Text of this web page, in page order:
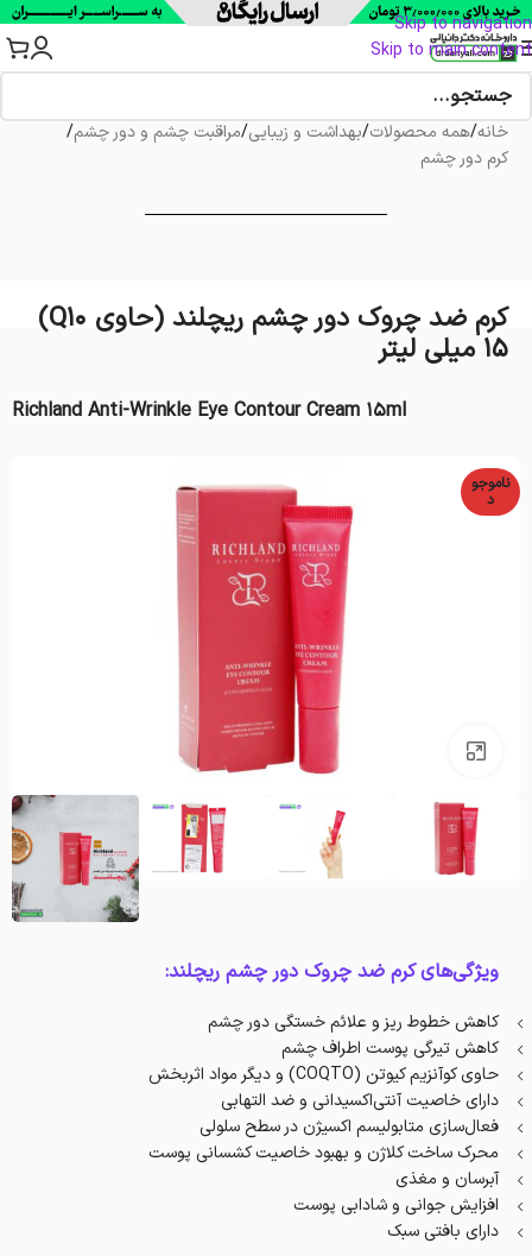
Skip to navigation
Skip to main content
خانه/همه محصولات/بهداشت و زیبایی/مراقبت چشم و دور چشم/
کرم دور چشم
کرم ضد چروک دور چشم ریچلند (حاوی Q10)
15 میلی لیتر
Richland Anti-Wrinkle Eye Contour Cream 15ml
ناموجو
د
ویژگی‌های کرم ضد چروک دور چشم ریچلند:
کاهش خطوط ریز و علائم خستگی دور چشم
کاهش تیرگی پوست اطراف چشم
حاوی کو‌آنزیم کیوتن (COQTO‏) و دیگر مواد اثر‌بخش
دارای خاصیت آنتی‌اکسیدانی و ضد التهابی
فعال‌سازی متابولیسم اکسیژن در سطح سلولی
محرک ساخت کلاژن و بهبود خاصیت کشسانی پوست
آبرسان و مغذی
افزایش‌ جوانی و شادابی پوست
دارای بافتی سبک